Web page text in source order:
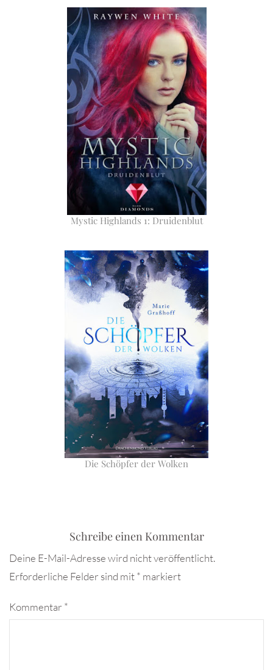
Mystic Highlands 1: Druidenblut
Die Schöpfer der Wolken
Schreibe einen Kommentar
Deine E-Mail-Adresse wird nicht veröffentlicht.
Erforderliche Felder sind mit* markiert
Kommentar *